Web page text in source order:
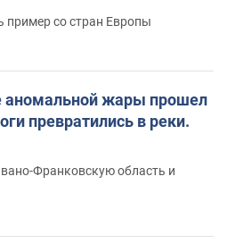
пример со стран Европы
аномальной жары прошел
превратились в реки.
Франковскую область и